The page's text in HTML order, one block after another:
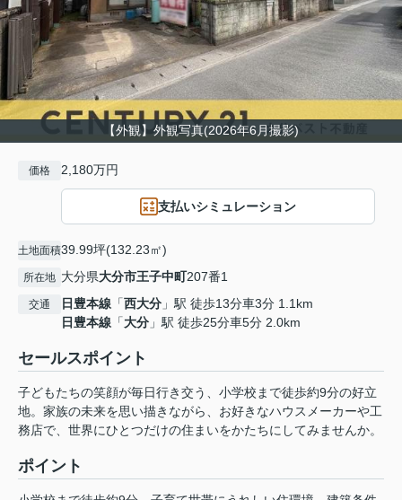
【外観】外観写真(2026年6月撮影)
価格 2,180万円
支払いシミュレーション
土地面積39.99坪(132.23㎡)
所在地 大分県大分市王子中町207番1
交通 日豊本線 「西大分 」駅 徒歩13分車3分 1.1km
日豊本線 「大分 」駅 徒歩25分車5分 2.0km
セールスポイント
子どもたちの笑顔が毎日行き交う、小学校まで徒歩約9分の好立
地。家族の未来を思い描きながら、お好きなハウスメーカーや工
務店で、世界にひとつだけの住まいをかたちにしてみませんか。
ポイント